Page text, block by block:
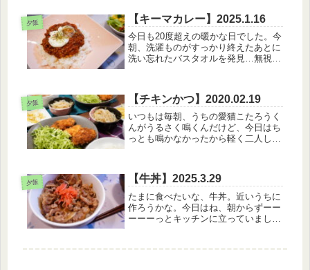
しいです。【7月11日のメニュー】・
白米・肉団子スープ・キャベツ巻きサ
ラダ...
夕飯 【キーマカレー】2025.1.16
今日も20度超えの暖かな日でした。今
朝、洗濯ものがすっかり終えたあとに
洗い忘れたバスタオルを発見…無視し
カバーも洗えたしめでたしめでた
し！！！【1月16日のメニュー】・キ
ー...
夕飯 【チキンかつ】2020.02.19
いつもは毎朝、うちの愛猫こたろうく
んがうるさく鳴くんだけど、今日はち
っとも鳴かなかったから軽く二人して
にもなるんだけどそんな心配無用くら
いには昼頃はよく鳴いてた（笑）今日
は...
夕飯 【牛丼】2025.3.29
たまに食べたいな、牛丼。近いうちに
作ろうかな。今日はね、朝からずーー
ーーーっとキッチンに立っていまし